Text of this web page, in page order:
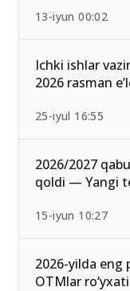
13-iyun 00:02
Ichki ishlar
2026 rasman
25-iyul 16:55
2026/2027
qoldi — Yangi
15-iyun 10:27
2026-yilda eng
OTMlar ro‘yxati